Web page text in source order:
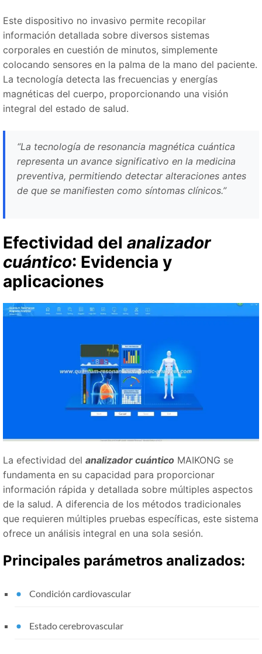
Este dispositivo no invasivo permite recopilar
información detallada sobre diversos sistemas
corporales en cuestión de minutos, simplemente
colocando sensores en la palma de la mano del paciente.
La tecnología detecta las frecuencias y energías
magnéticas del cuerpo, proporcionando una visión
integral del estado de salud.
“La tecnología de resonancia magnética cuántica
representa un avance significativo en la medicina
preventiva, permitiendo detectar alteraciones antes
de que se manifiesten como síntomas clínicos.”
Efectividad del analizador
cuántico: Evidencia y
aplicaciones
La efectividad del analizador cuántico MAIKONG se
fundamenta en su capacidad para proporcionar
información rápida y detallada sobre múltiples aspectos
de la salud. A diferencia de los métodos tradicionales
que requieren múltiples pruebas específicas, este sistema
ofrece un análisis integral en una sola sesión.
Principales parámetros analizados:
Condición cardiovascular
Estado cerebrovascular